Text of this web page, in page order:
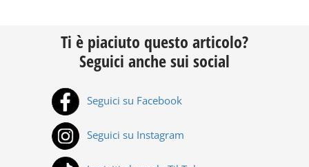
Ti è piaciuto questo articolo?
Seguici anche sui social
Seguici su Facebook
Seguici su Instagram